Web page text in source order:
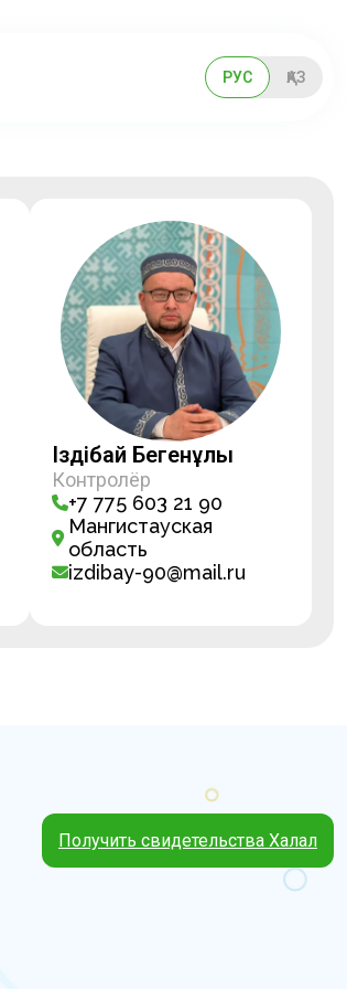
РУС ҚАЗ
Іздібай Бегенұлы
Контролёр
+7 775 603 21 90
Мангистауская
область
izdibay-90@mail.ru
Получить свидетельства Халал